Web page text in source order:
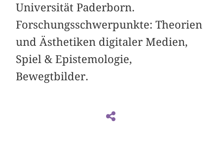
Universität Paderborn.
Forschungsschwerpunkte: Theorien
und Ästhetiken digitaler Medien,
Spiel & Epistemologie,
Bewegtbilder.